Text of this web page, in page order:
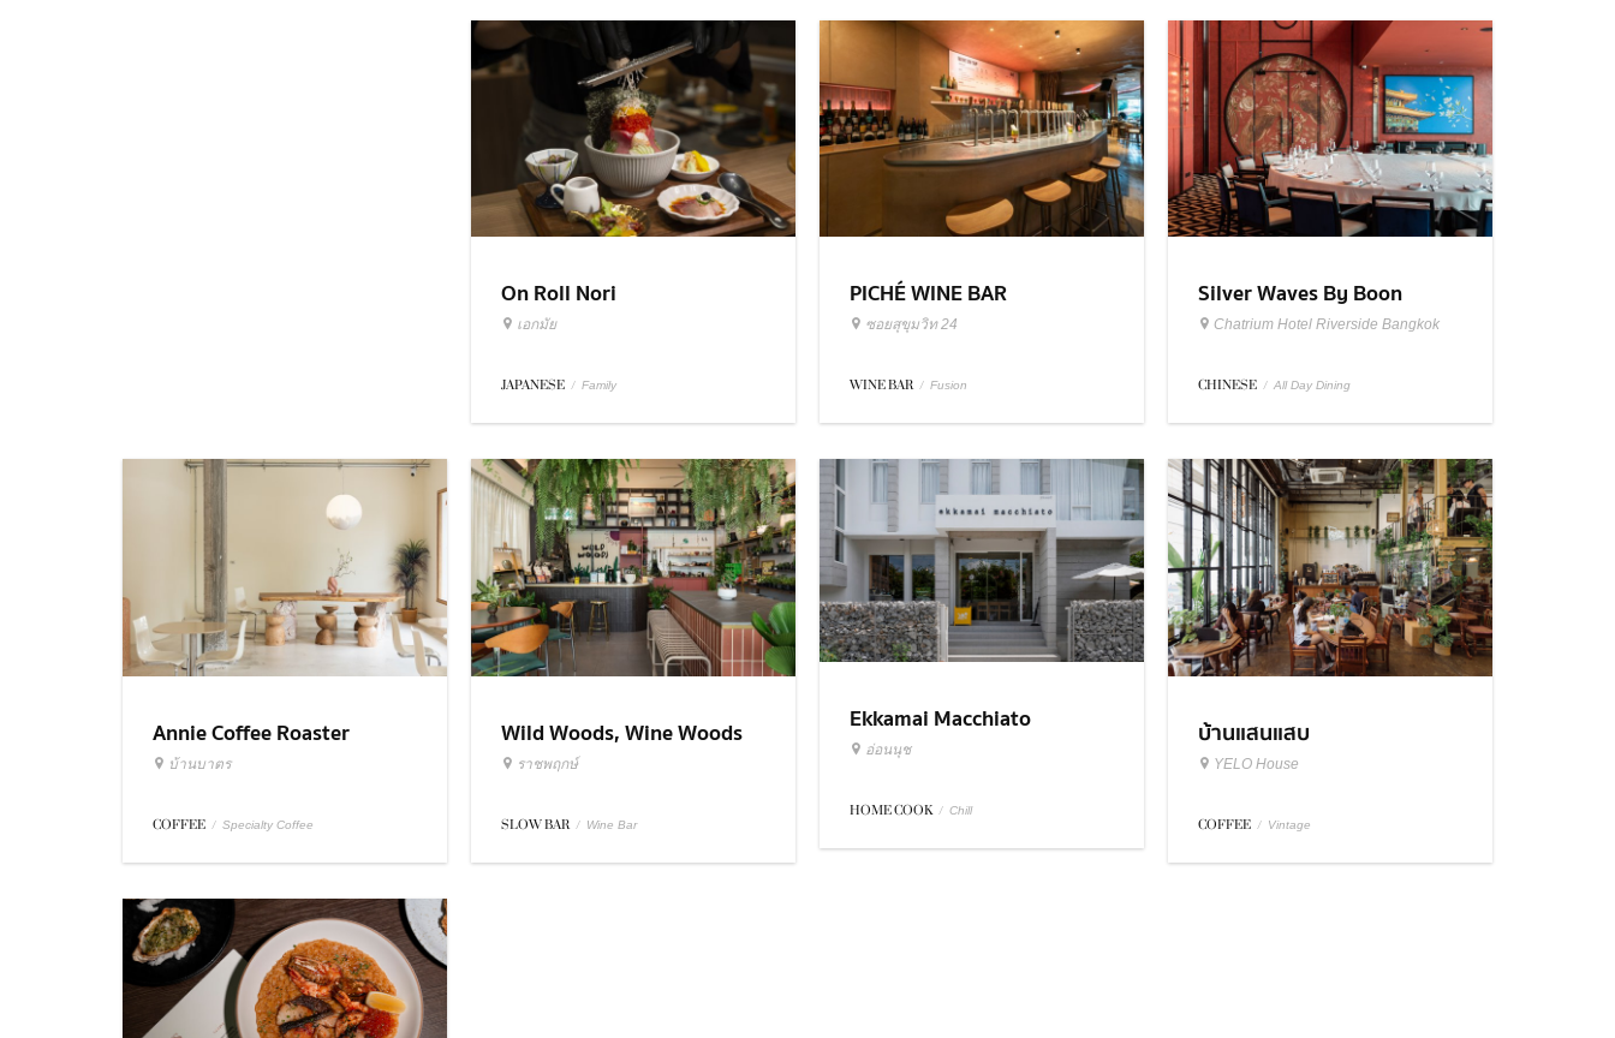
On Roll Nori
เอกมัย
JAPANESE / Family
PICHÉ WINE BAR
ซอยสุขุมวิท 24
WINE BAR / Fusion
Silver Waves By Boon
Chatrium Hotel Riverside Bangkok
CHINESE / All Day Dining
Annie Coffee Roaster
บ้านบาตร
COFFEE / Specialty Coffee
Wild Woods, Wine Woods
ราชพฤกษ์
SLOW BAR / Wine Bar
Ekkamai Macchiato
อ่อนนุช
HOME COOK / Chill
บ้านแสนแสบ
YELO House
COFFEE / Vintage